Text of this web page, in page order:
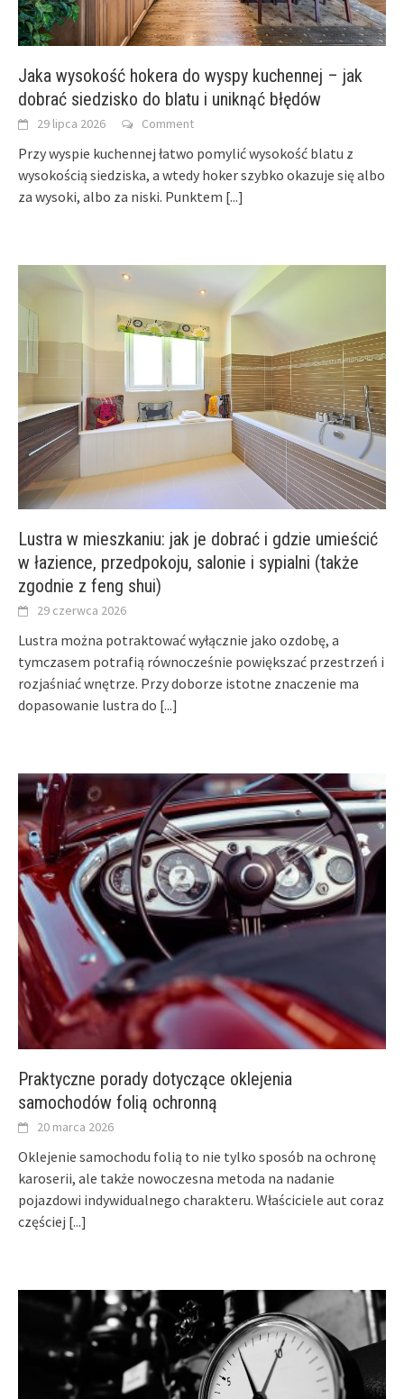
Jaka wysokość hokera do wyspy kuchennej – jak
dobrać siedzisko do blatu i uniknąć błędów
29 lipca 2026 Comment
Przy wyspie kuchennej łatwo pomylić wysokość blatu z
wysokością siedziska, a wtedy hoker szybko okazuje się albo
za wysoki, albo za niski. Punktem [...]
Lustra w mieszkaniu: jak je dobrać i gdzie umieścić
w łazience, przedpokoju, salonie i sypialni (także
zgodnie z feng shui)
29 czerwca 2026
Lustra można potraktować wyłącznie jako ozdobę, a
tymczasem potrafią równocześnie powiększać przestrzeń i
rozjaśniać wnętrze. Przy doborze istotne znaczenie ma
dopasowanie lustra do [...]
Praktyczne porady dotyczące oklejenia
samochodów folią ochronną
20 marca 2026
Oklejenie samochodu folią to nie tylko sposób na ochronę
karoserii, ale także nowoczesna metoda na nadanie
pojazdowi indywidualnego charakteru. Właściciele aut coraz
częściej [...]